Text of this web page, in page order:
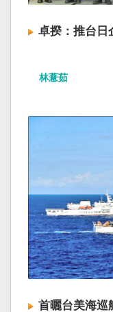
卓揆：推台日
林薏茹
首曬台美海巡